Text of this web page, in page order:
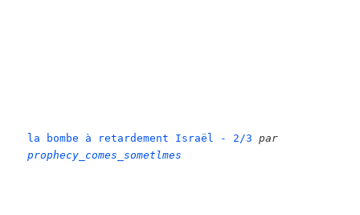
la bombe à retardement Israël - 2/3
par
prophecy_comes_sometlmes